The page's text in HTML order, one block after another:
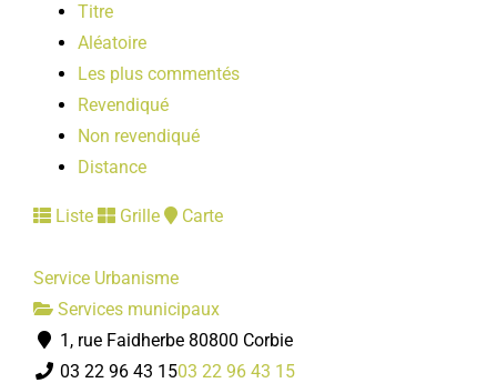
Titre
Aléatoire
Les plus commentés
Revendiqué
Non revendiqué
Distance
Liste Grille Carte
Service Urbanisme
Services municipaux
1, rue Faidherbe 80800 Corbie
03 22 96 43 1503 22 96 43 15